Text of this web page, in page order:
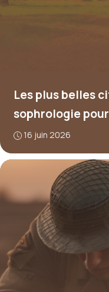
Les plus belles
sophrologie
16 juin 2026